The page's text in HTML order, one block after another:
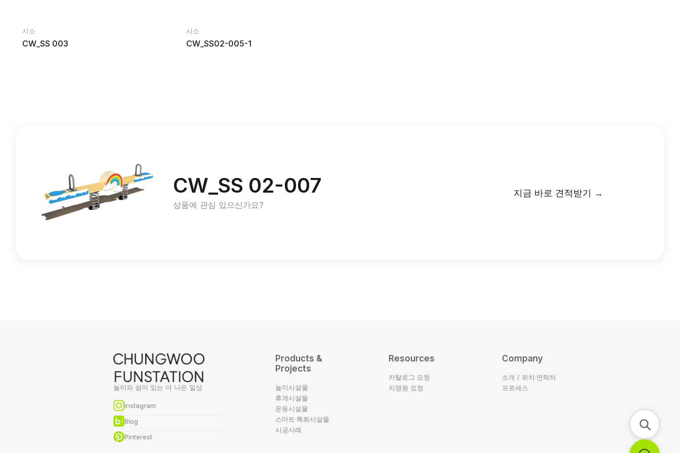
시소
CW_SS 003
시소
CW_SS02-005-1
CW_SS 02-007
상품에 관심 있으신가요?
지금 바로 견적받기 →
놀이와 쉼이 있는 더 나은 일상
Instagram
Blog
Pinterest
Products &
Projects
놀이시설물
휴게시설물
운동시설물
스마트·특화시설물
시공사례
Resources
카탈로그 요청
지명원 요청
Company
소개 / 위치·연락처
프로세스